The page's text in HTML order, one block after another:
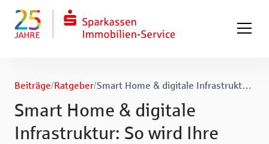
Zum Fuß springen
Beiträge/Ratgeber/ Smart Home & digitale Infrastruktur: So wird Ihre Immobilie zukunftssicher!
Smart Home & digitale
Infrastruktur: So wird Ihre